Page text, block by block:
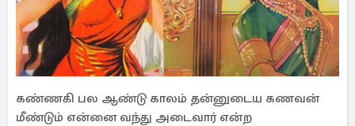
கண்ணகி பல ஆண்டு காலம் தன்னுடைய கணவன்
மீண்டும் என்னை வந்து அடைவார் என்ற